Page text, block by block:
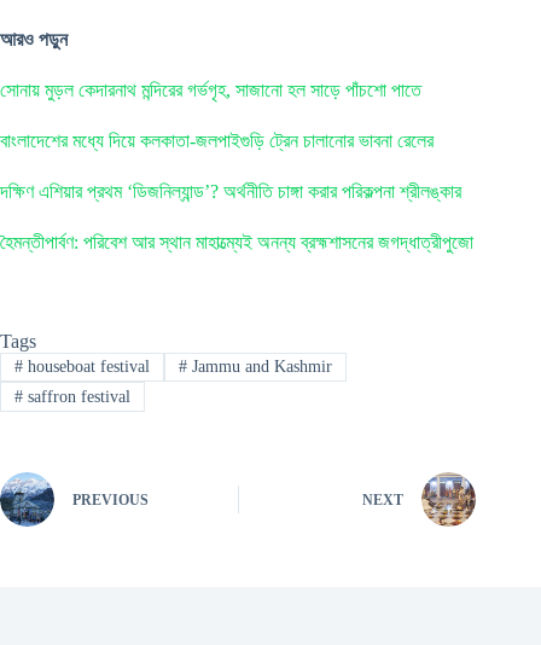
আরও পড়ুন
সোনায় মুড়ল কেদারনাথ মন্দিরের গর্ভগৃহ, সাজানো হল সাড়ে পাঁচশো পাতে
বাংলাদেশের মধ্যে দিয়ে কলকাতা-জলপাইগুড়ি ট্রেন চালানোর ভাবনা রেলের
দক্ষিণ এশিয়ার প্রথম ‘ডিজনিল্যান্ড’? অর্থনীতি চাঙ্গা করার পরিকল্পনা শ্রীলঙ্কার
হৈমন্তীপার্বণ: পরিবেশ আর স্থান মাহাত্ম্যেই অনন্য ব্রহ্মশাসনের জগদ্ধাত্রীপুজো
Tags
#houseboat festival #Jammu and Kashmir
#saffron festival
PREVIOUS NEXT